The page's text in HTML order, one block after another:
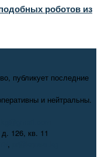
роботов из
публикует последние
и нейтральны.
126, кв. 11
,